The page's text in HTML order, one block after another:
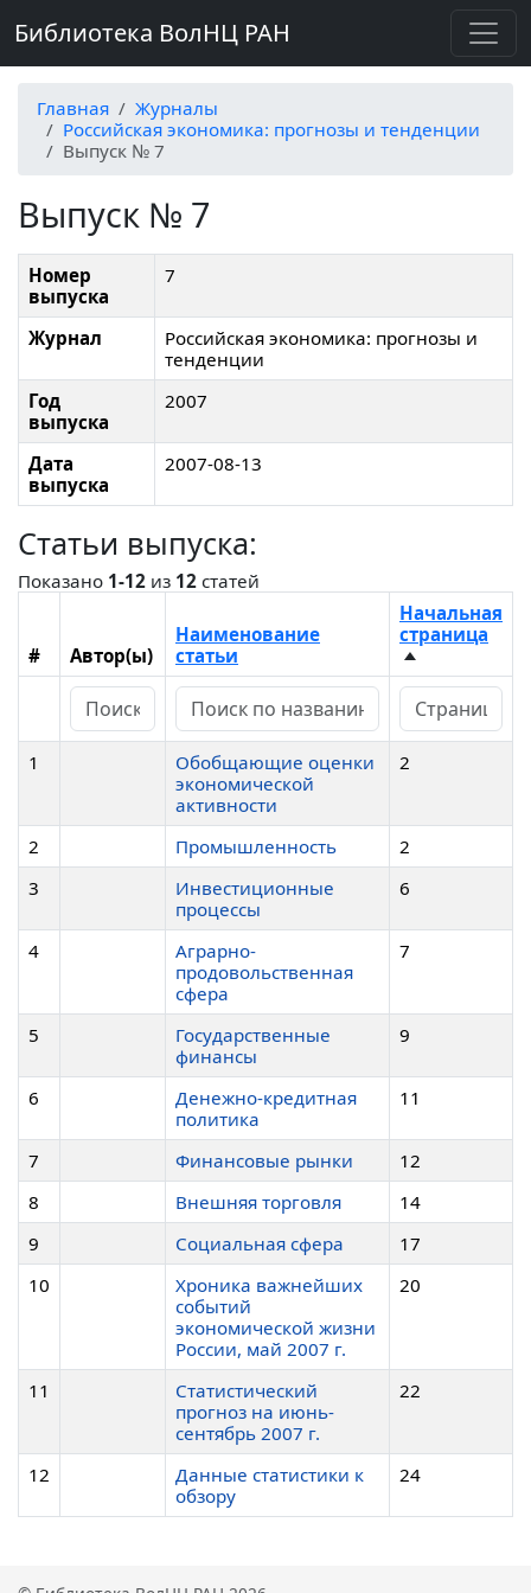
Библиотека ВолНЦ РАН
Главная
Журналы
Российская экономика: прогнозы и тенденции
Выпуск № 7
Выпуск № 7
Номер
выпуска
7
Журнал
Российская экономика: прогнозы и
тенденции
Год
выпуска
2007
Дата
выпуска
2007-08-13
Статьи выпуска:
Показано 1-12 из 12 статей
# Автор(ы)
Наименование
статьи
Начальная
страница
1
Обобщающие оценки
экономической
активности
2
2 Промышленность
2
3
Инвестиционные
процессы
6
4
Аграрно-
продовольственная
сфера
7
5
Государственные
финансы
9
6
Денежно-кредитная
политика
11
7 Финансовые рынки
12
8
Внешняя торговля
14
9
Социальная сфера
17
10
Хроника важнейших
событий
экономической жизни
России, май 2007 г.
20
11
Статистический
прогноз на июнь-
сентябрь 2007 г.
22
12
Данные статистики к
обзору
24